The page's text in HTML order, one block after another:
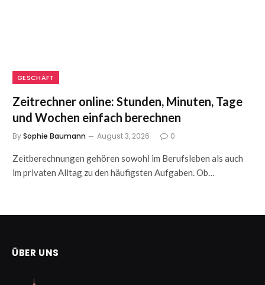
GESCHÄFT
Zeitrechner online: Stunden, Minuten, Tage
und Wochen einfach berechnen
BySophie Baumann August 3, 2026 0
Zeitberechnungen gehören sowohl im Berufsleben als auch
im privaten Alltag zu den häufigsten Aufgaben. Ob…
ÜBER UNS